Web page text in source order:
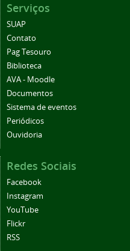
Serviços
SUAP
Contato
Pag Tesouro
Biblioteca
AVA - Moodle
Documentos
Sistema de eventos
Periódicos
Ouvidoria
Redes Sociais
Facebook
Instagram
YouTube
Flickr
RSS